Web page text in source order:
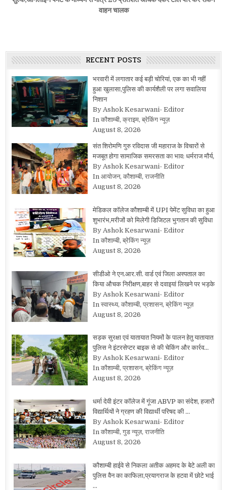
वाहन चालक
RECENT POSTS
भरवारी में लगातार कई बड़ी चोरियां, एक का भी नहीं
हुआ खुलासा,पुलिस की कार्यशैली पर लगा सवालिया
निशान
By Ashok Kesarwani- Editor
In कौशाम्बी, क्राइम, ब्रेकिंग न्यूज़
August 8, 2026
संत शिरोमणि गुरु रविदास जी महाराज के विचारों से
मजबूत होगा सामाजिक समरसता का भाव: धर्मराज मौर्य,
By Ashok Kesarwani- Editor
In आयोजन, कौशाम्बी, राजनीति
August 8, 2026
मेडिकल कॉलेज कौशाम्बी में UPI पेमेंट सुविधा का हुआ
शुभारंभ,मरीजों को मिलेगी डिजिटल भुगतान की सुविधा
By Ashok Kesarwani- Editor
In कौशाम्बी, ब्रेकिंग न्यूज़
August 8, 2026
सीडीओ ने एन.आर.सी. वार्ड एवं जिला अस्पताल का
किया औचक निरीक्षण,बाहर से दवाइयां लिखने पर भड़के
By Ashok Kesarwani- Editor
In स्वास्थ्य, कौशाम्बी, प्रशासन, ब्रेकिंग न्यूज़
August 8, 2026
सड़क सुरक्षा एवं यातायात नियमों के पालन हेतु यातायात
पुलिस ने इंटरसेप्टर बाइक से की चेकिंग और कार्रव…
By Ashok Kesarwani- Editor
In कौशाम्बी, प्रशासन, ब्रेकिंग न्यूज़
August 8, 2026
धर्मा देवी इंटर कॉलेज में गूंजा ABVP का संदेश, हजारों
विद्यार्थियों ने ग्रहण की विद्यार्थी परिषद की …
By Ashok Kesarwani- Editor
In कौशाम्बी, गुड न्यूज़, राजनीति
August 8, 2026
कौशाम्बी हाईवे से निकला अतीक अहमद के बेटे अली का
पुलिस वैन का काफिला,प्रयागराज के हटवा में छोटे भाई
…